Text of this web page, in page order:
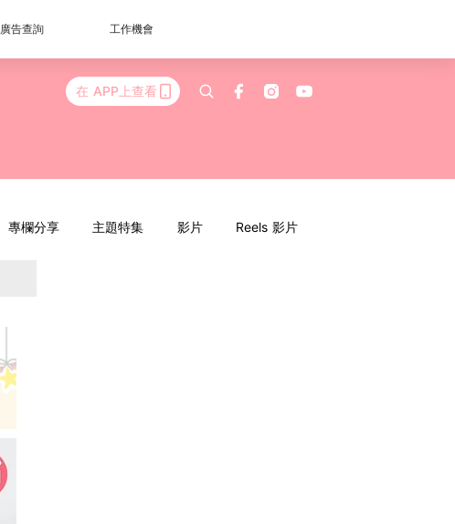
廣告查詢 工作機會
在 APP上查看
專欄分享 主題特集 影片 Reels 影片